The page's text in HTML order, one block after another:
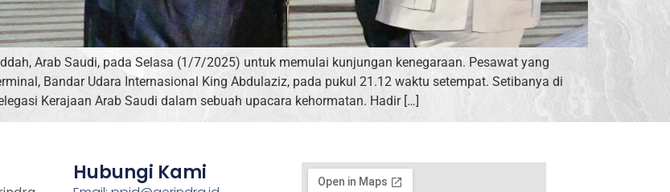
Arab Saudi, pada Selasa (1/7/2025) untuk memulai kunjungan kenegaraan. Pesawat yang
Bandar Udara Internasional King Abdulaziz, pada pukul 21.12 waktu setempat. Setibanya di
Kerajaan Arab Saudi dalam sebuah upacara kehormatan. Hadir […]
Hubungi Kami